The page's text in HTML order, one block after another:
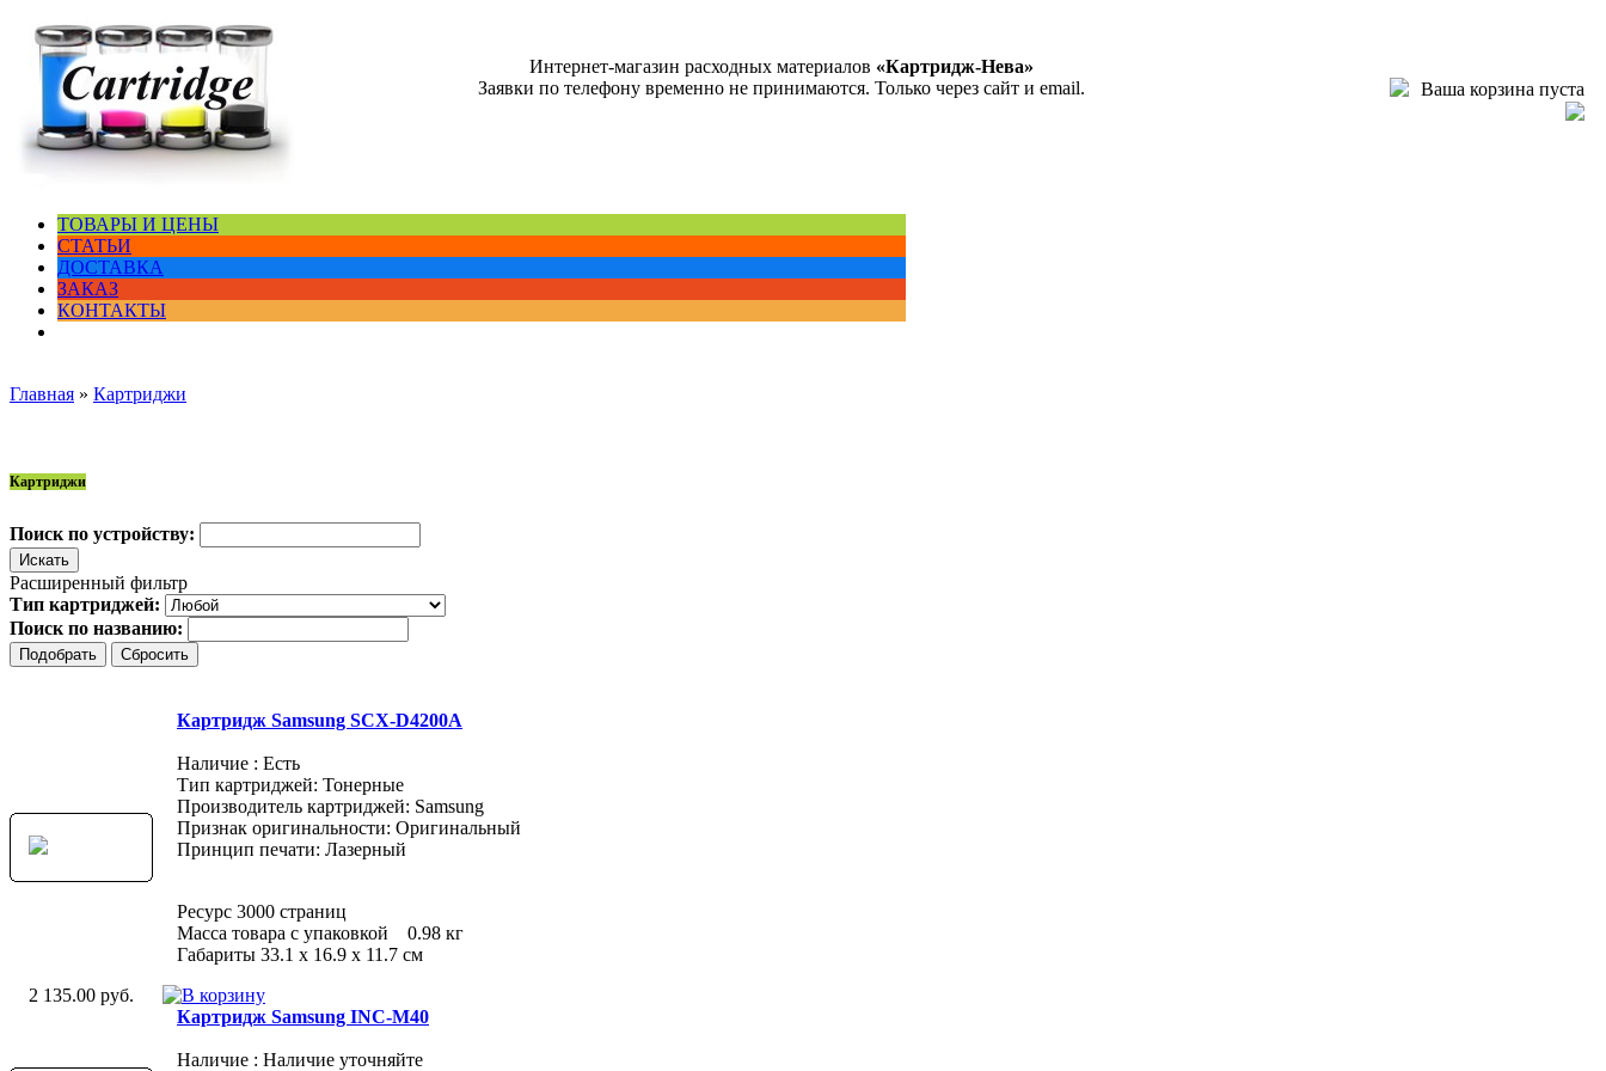
Интернет-магазин расходных материалов «Картридж-Нева»
Заявки по телефону временно не принимаются. Только через сайт и email.
Ваша корзина пуста
ТОВАРЫ И ЦЕНЫ
СТАТЬИ
ДОСТАВКА
ЗАКАЗ
КОНТАКТЫ
Главная » Картриджи
Картриджи
Поиск по устройству:
Расширенный фильтр
Тип картриджей:
Поиск по названию:
Картридж Samsung SCX-D4200A
Наличие : Есть
Тип картриджей: Тонерные
Производитель картриджей: Samsung
Признак оригинальности: Оригинальный
Принцип печати: Лазерный
Ресурс 3000 страниц
Масса товара с упаковкой 0.98 кг
Габариты 33.1 х 16.9 х 11.7 см
2 135.00 руб.
Картридж Samsung INC-M40
Наличие : Наличие уточняйте